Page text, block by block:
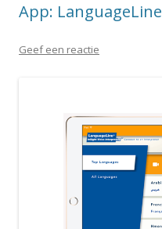
App: LanguageLine
Geef een reactie